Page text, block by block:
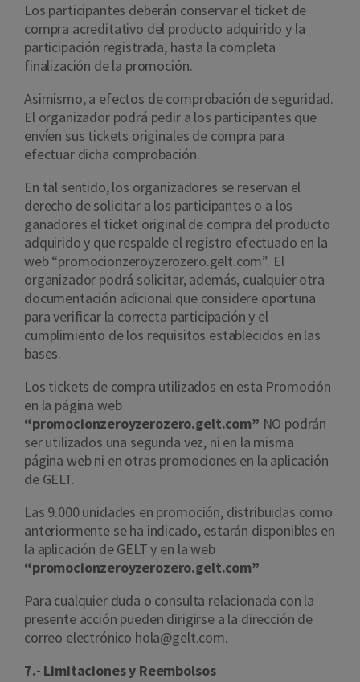
Los participantes deberán conservar el ticket de
compra acreditativo del producto adquirido y la
participación registrada, hasta la completa
finalización de la promoción.
Asimismo, a efectos de comprobación de seguridad.
El organizador podrá pedir a los participantes que
envíen sus tickets originales de compra para
efectuar dicha comprobación.
En tal sentido, los organizadores se reservan el
derecho de solicitar a los participantes o a los
ganadores el ticket original de compra del producto
adquirido y que respalde el registro efectuado en la
web“promocionzeroyzerozero.gelt.com”. El
organizador podrá solicitar, además, cualquier otra
documentación adicional que considere oportuna
para verificar la correcta participación y el
cumplimiento de los requisitos establecidos en las
bases.
Los tickets de compra utilizados en esta Promoción
en la página web
“promocionzeroyzerozero.gelt.com” NO podrán
ser utilizados una segunda vez, ni en la misma
página web ni en otras promociones en la aplicación
de GELT.
Las 9.000 unidades en promoción, distribuidas como
anteriormente se ha indicado, estarán disponibles en
la aplicación de GELT y en la web
“promocionzeroyzerozero.gelt.com”
Para cualquier duda o consulta relacionada con la
presente acción pueden dirigirse a la dirección de
correo electrónico hola@gelt.com.
7.- Limitaciones y Reembolsos